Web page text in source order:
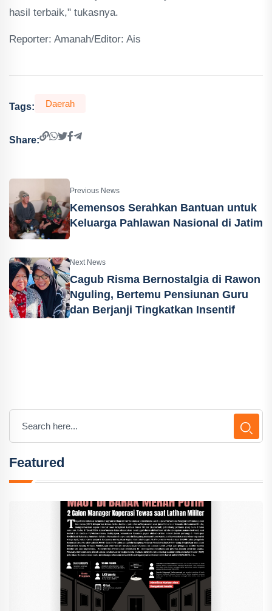
hasil terbaik," tukasnya.
Reporter: Amanah/Editor: Ais
Tags: Daerah
Share:
Previous News
Kemensos Serahkan Bantuan untuk
Keluarga Pahlawan Nasional di Jatim
Next News
Cagub Risma Bernostalgia di Rawon
Nguling, Bertemu Pensiunan Guru
dan Berjanji Tingkatkan Insentif
Featured